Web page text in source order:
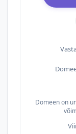
Domeen on